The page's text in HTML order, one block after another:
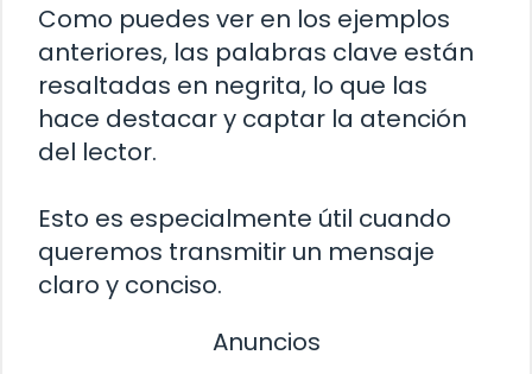
Como puedes ver en los ejemplos
anteriores, las palabras clave están
resaltadas en negrita, lo que las
hace destacar y captar la atención
del lector.
Esto es especialmente útil cuando
queremos transmitir un mensaje
claro y conciso.
Anuncios